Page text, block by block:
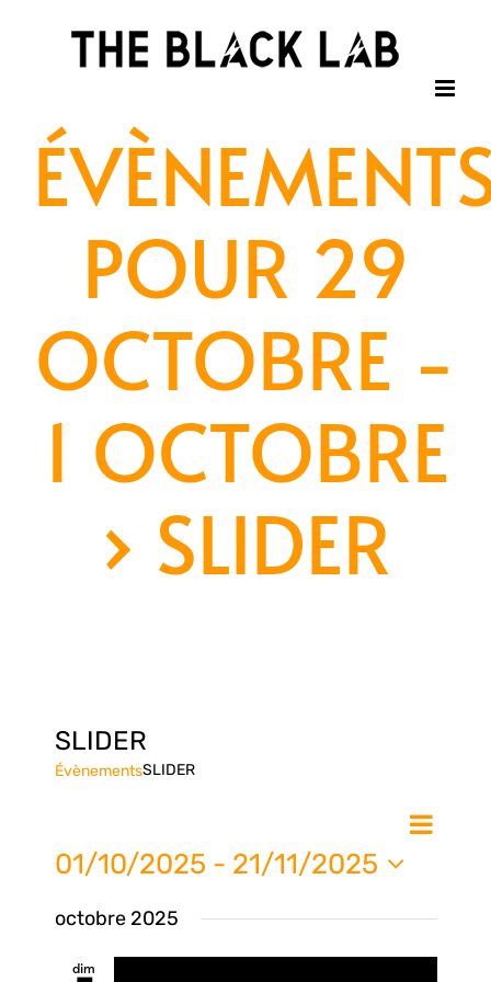
POUR 29
OCTOBRE -
1 OCTOBRE
› SLIDER
SLIDER
ÉvènementsSLIDER
Liste
01/10/2025 - 21/11/2025
une
date.
octobre 2025
dim